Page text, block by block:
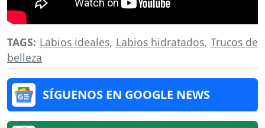
TAGS: Labios ideales, Labios hidratados, Trucos de
belleza
SÍGUENOS EN GOOGLE NEWS